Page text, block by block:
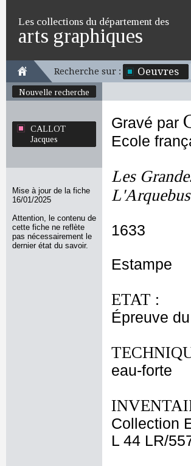
Les collections du département des
arts graphiques
Recherche sur : Oeuvres
Nouvelle recherche
CALLOT
Jacques
Mise à jour de la fiche
16/01/2025
Attention, le contenu de
cette fiche ne reflète
pas nécessairement le
dernier état du savoir.
Gravé par
Ecole
Les
1633
Estampe
ETAT :
Épreuve
eau-forte
Collection
L 44 LR/